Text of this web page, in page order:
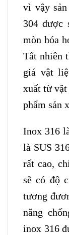
vì vậy
304 được
mòn hóa
Tất nhiên
giá vật
xuất từ vật
phẩm sản
Inox 316
là SUS
rất cao,
sẽ có độ
tương
năng
inox 316